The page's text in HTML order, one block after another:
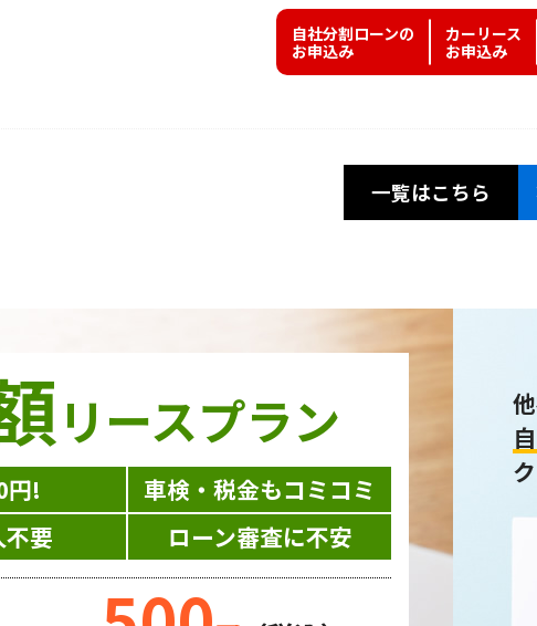
自社分割ローンの
お申込み
カーリース
お申込み
一覧はこちら
リースプラン
円!
車検・税金もコミコミ
要
ローン審査に不安